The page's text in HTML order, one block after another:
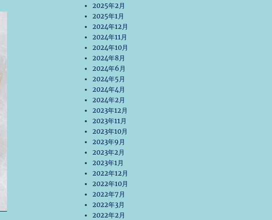
2025年2月
2025年1月
2024年12月
2024年11月
2024年10月
2024年8月
2024年6月
2024年5月
2024年4月
2024年2月
2023年12月
2023年11月
2023年10月
2023年9月
2023年2月
2023年1月
2022年12月
2022年10月
2022年7月
2022年3月
2022年2月